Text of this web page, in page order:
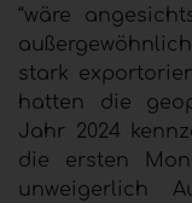
“wäre
stark
hatten die
Jahr 2024
die ersten
unweigerlich